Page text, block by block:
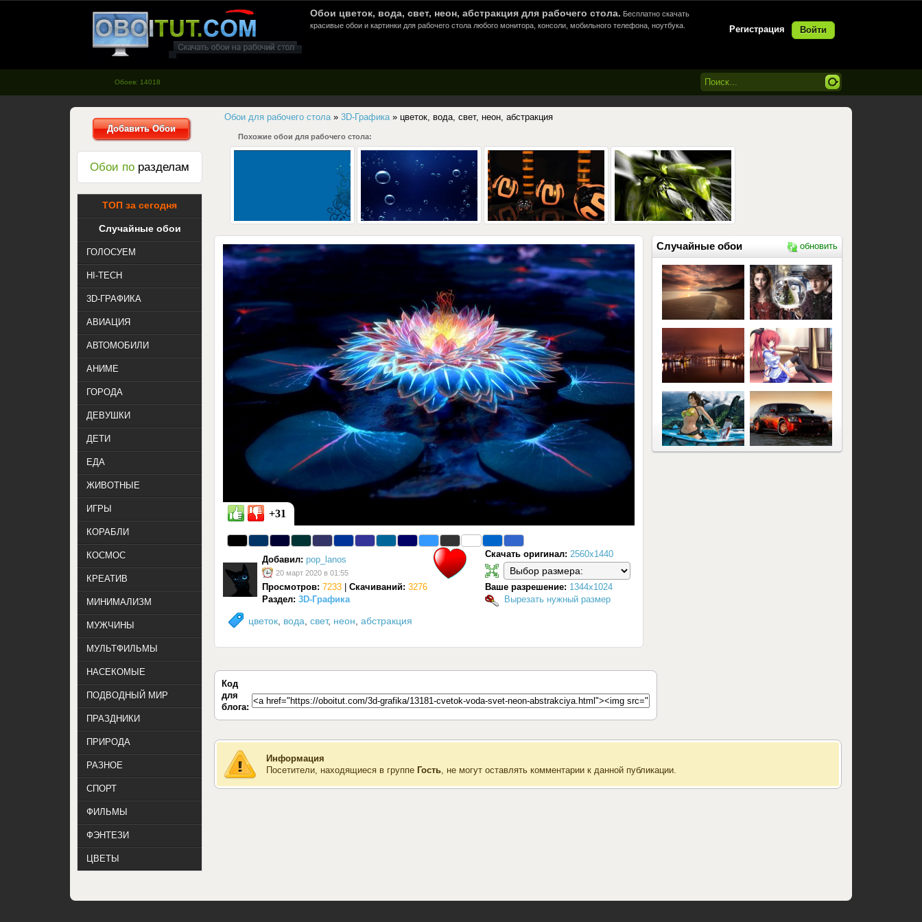
oboitut.com - Обои для рабочего
стола
Регистрация Войти
Обои цветок, вода, свет, неон, абстракция для рабочего стола. Бесплатно скачать
красивые обои и картинки для рабочего стола любого монитора, консоли, мобильного телефона, ноутбука.
Обоев: 14018
Обои для рабочего стола» 3D-Графика» цветок, вода, свет, неон, абстракция
Похожие обои для рабочего стола:
цветок вода свет, неон абстракция
Добавил: pop_lanos
20 март 2020 в 01:55
Просмотров: 7233 Скачиваний: 3276
+31
Скачать оригинал: 2560x1440
Ваше разрешение: 1344x1024
Вырезать нужный размер
Раздел: 3D-Графика
Случайные обои обновить
Код
для
блога:
Информация
Посетители, находящиеся в группе Гость, не могут оставлять комментарии к данной публикации.
Добавить Обои
Обои по разделам
ТОП за сегодня
Случайные обои
ГОЛОСУЕМ
HI-TECH
3D-ГРАФИКА
АВИАЦИЯ
АВТОМОБИЛИ
АНИМЕ
ГОРОДА
ДЕВУШКИ
ДЕТИ
ЕДА
ЖИВОТНЫЕ
ИГРЫ
КОРАБЛИ
КОСМОС
КРЕАТИВ
МИНИМАЛИЗМ
МУЖЧИНЫ
МУЛЬТФИЛЬМЫ
НАСЕКОМЫЕ
ПОДВОДНЫЙ МИР
ПРАЗДНИКИ
ПРИРОДА
РАЗНОЕ
СПОРТ
ФИЛЬМЫ
ФЭНТЕЗИ
ЦВЕТЫ